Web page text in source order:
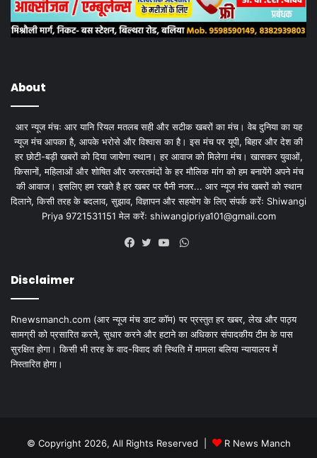
About
आर न्यूज मंचः आर यानि रियल मतलब सही और सटीक खबरों का मंच। वेब दुनिया का यह
न्यूज मंच आपका है, आपके भरोसे और विश्वास का है। इस मंच पर यूपी, बिहार और देश की
हर छोटी-बड़ी खबरों को दिया जायेगा स्थान। हर आवाज को मिलेगा मंच। खासकर युवाओं,
किसानों, महिलाओं और शोषित और जरुरतमंदों के हर मौलिक मांग को हम बनायेंगे अपने मंच
की आवाज। इसलिए हम रखते है हर खबर पर पैनी नजर... आर न्यूज मंच खबरों को स्थान
दिलाने, किसी तरह के बदलाव, सुझाव, विज्ञापन और सहयोग के लिए संपर्क करेंः Shiwangi
Priya 9721531151 मेल करेंः shiwangipriya101@gmail.com
WhatsApp
Disclaimer
Rnewsmanch.com (आर न्यूज मंच डाट काॅम) पर प्रस्तुत हर खबर, लेख और पाठ्य
सामग्री को प्रसारित करने, सुधार करने और हटाने का अधिकार संपादकीय टीम के पास
सुरक्षित होगा। किसी भी तरह के वाद-विवाद की स्थिति में मामला बलिया न्यायालय में
निस्तारित होगा।
© Copyright 2026, All Rights Reserved | R News Manch